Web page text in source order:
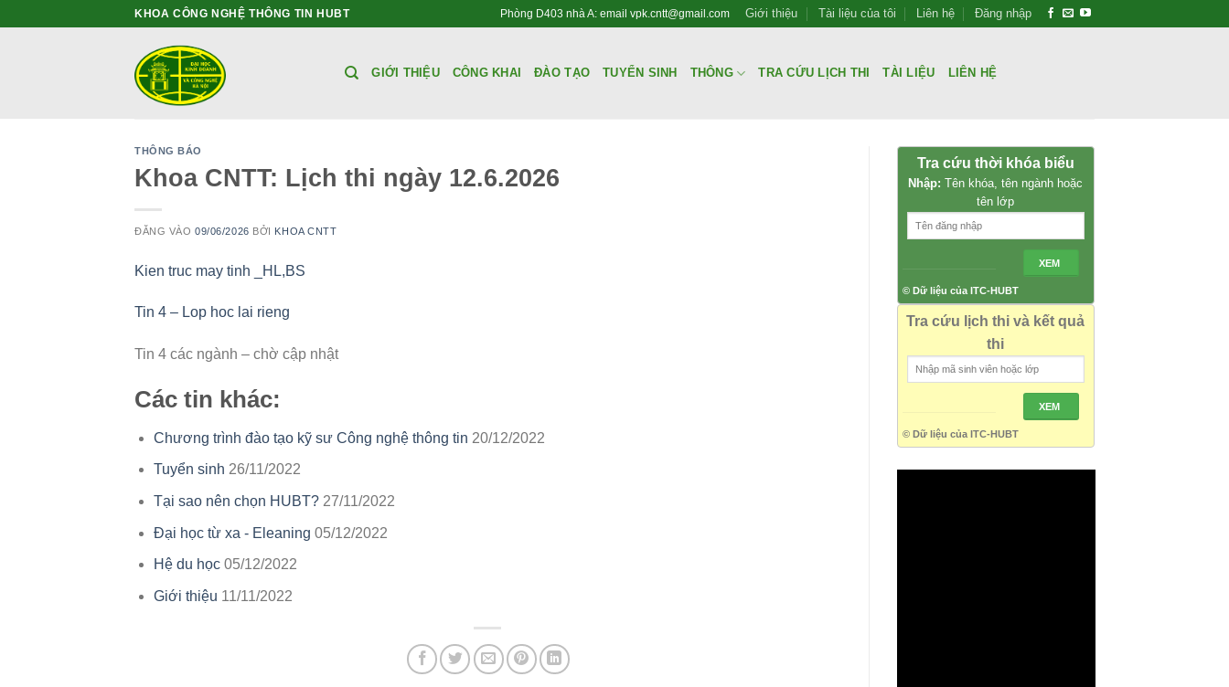
KHOA CÔNG NGHỆ THÔNG TIN HUBT Phòng D403 nhà A: email vpk.cntt@gmail.com Giới thiệu Tài liệu của tôi Liên hệ Đăng nhập
GIỚI THIỆU CÔNG KHAI ĐÀO TẠO TUYỂN SINH THÔNG TRA CỨU LỊCH THI TÀI LIỆU LIÊN HỆ
THÔNG BÁO
Khoa CNTT: Lịch thi ngày 12.6.2026
ĐĂNG VÀO09/06/2026 BỞI KHOA CNTT
Kien truc may tinh _HL,BS
Tin 4 – Lop hoc lai rieng
Tin 4 các ngành – chờ cập nhật
Các tin khác:
Chương trình đào tạo kỹ sư Công nghệ thông tin 20/12/2022
Tuyển sinh 26/11/2022
Tại sao nên chọn HUBT?27/11/2022
Đại học từ xa - Eleaning 05/12/2022
Hệ du học05/12/2022
Giới thiệu 11/11/2022
Tra cứu thời khóa biểu
Nhập: Tên khóa, tên ngành hoặc
tên lớp
XEM
© Dữ liệu của ITC-HUBT
Tra cứu lịch thi và kết quả
thi
XEM
© Dữ liệu của ITC-HUBT